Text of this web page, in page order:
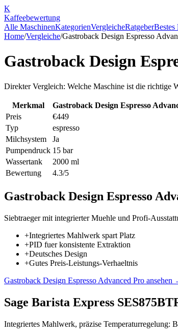
K
Kaffeebewertung
Alle MaschinenKategorienVergleicheRatgeberBestes
Home/Vergleiche/Gastroback Design Espresso
Gastroback Design
Direkter Vergleich: Welche Maschine ist die richtige
Merkmal Gastroback Design Espresso
Preis
€449
Typ
espresso
Milchsystem
Ja
Pumpendruck 15 bar
Wassertank
2000 ml
Bewertung
4.3/5
Gastroback Design Espresso
Siebtraeger mit integrierter Muehle und Profi-
+Integriertes Mahlwerk spart Platz
+PID fuer konsistente Extraktion
+Deutsches Design
+Gutes Preis-Leistungs-Verhaeltnis
Gastroback Design Espresso Advanced Pro ansehen
Sage Barista Express
Integriertes Mahlwerk, präzise Temperaturregelung: